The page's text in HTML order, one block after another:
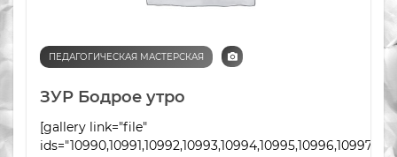
ПЕДАГОГИЧЕСКАЯ МАСТЕРСКАЯ
ЗУР Бодрое утро
[gallery link="file"